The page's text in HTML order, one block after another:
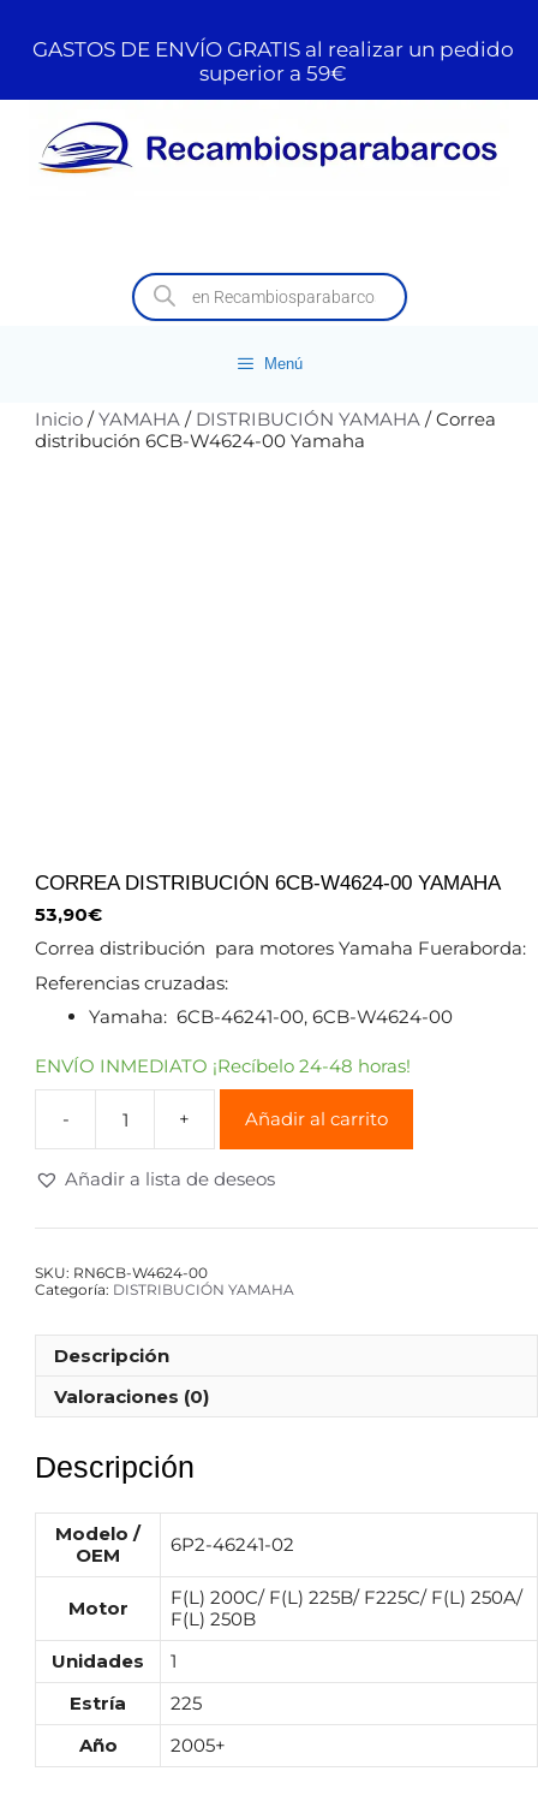
GASTOS DE ENVÍO GRATIS al realizar un pedido
superior a 59€
Menú
Inicio /YAMAHA / DISTRIBUCIÓN YAMAHA / Correa
distribución 6CB-W4624-00 Yamaha
CORREA DISTRIBUCIÓN 6CB-W4624-00 YAMAHA
53,90€
Correa distribución para motores Yamaha Fueraborda:
Referencias cruzadas:
Yamaha: 6CB-46241-00, 6CB-W4624-00
ENVÍO INMEDIATO ¡Recíbelo 24-48 horas!
Añadir al carrito
Añadir a lista de deseos
SKU: RN6CB-W4624-00
Categoría: DISTRIBUCIÓN YAMAHA
Descripción
Valoraciones (0)
Descripción
Modelo /
OEM
6P2-46241-02
Motor
F(L) 200C/ F(L) 225B/ F225C/ F(L) 250A/
F(L) 250B
Unidades
1
Estría
225
Año
2005+